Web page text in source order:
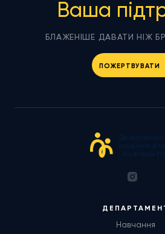
Ваша
БЛАЖЕНІШЕ ДАВАТИ НІЖ
ПОЖЕРТВУВАТИ
Навчання